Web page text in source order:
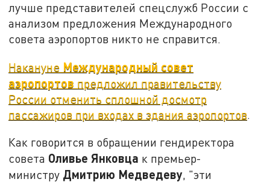
лучше представителей спецслужб России с
анализом предложения Международного
совета аэропортов никто не справится.
Накануне Международный совет
аэропортов предложил правительству
России отменить сплошной досмотр
пассажиров при входах в здания аэропортов.
Как говорится в обращении гендиректора
совета Оливье Янковца к премьер-
министру Дмитрию Медведеву, "эти